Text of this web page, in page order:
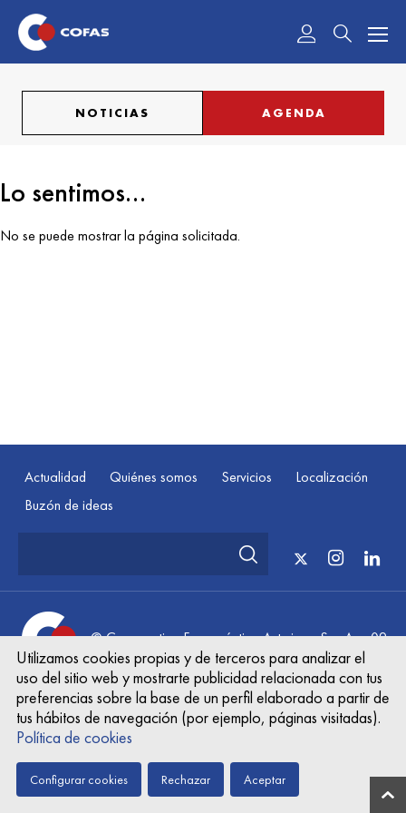
NOTICIAS AGENDA
Lo sentimos...
No se puede mostrar la página solicitada.
Actualidad Quiénes somos Servicios
Localización
Buzón de ideas
© Cooperativa Farmacéutica Asturiana Sun Aug 09
13:56:50 UTC 2026
Mapa web Documento legal
Política de privacidad
Cookies
Utilizamos cookies propias y de terceros para analizar el
uso del sitio web y mostrarte publicidad relacionada con tus
preferencias sobre la base de un perfil elaborado a partir de
tus hábitos de navegación (por ejemplo, páginas visitadas).
Política de cookies
Configurar cookies Rechazar Aceptar